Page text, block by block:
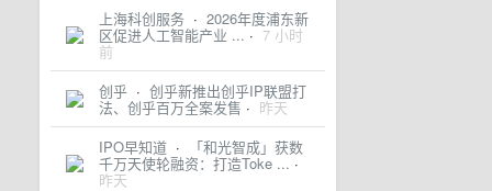
上海科创服务 · 2026年度浦东新
区促进人工智能产业 ... · 7 小时
前
创乎 · 创乎新推出创乎IP联盟打
法、创乎百万全案发售 · 昨天
IPO早知道 · 「和光智成」获数
千万天使轮融资：打造Toke ... ·
昨天